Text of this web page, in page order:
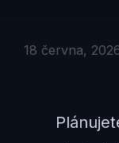
18 června,